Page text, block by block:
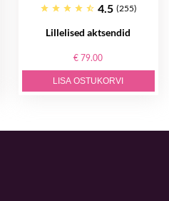
4.5 (255)
Lillelised aktsendid
€ 79.00
LISA OSTUKORVI